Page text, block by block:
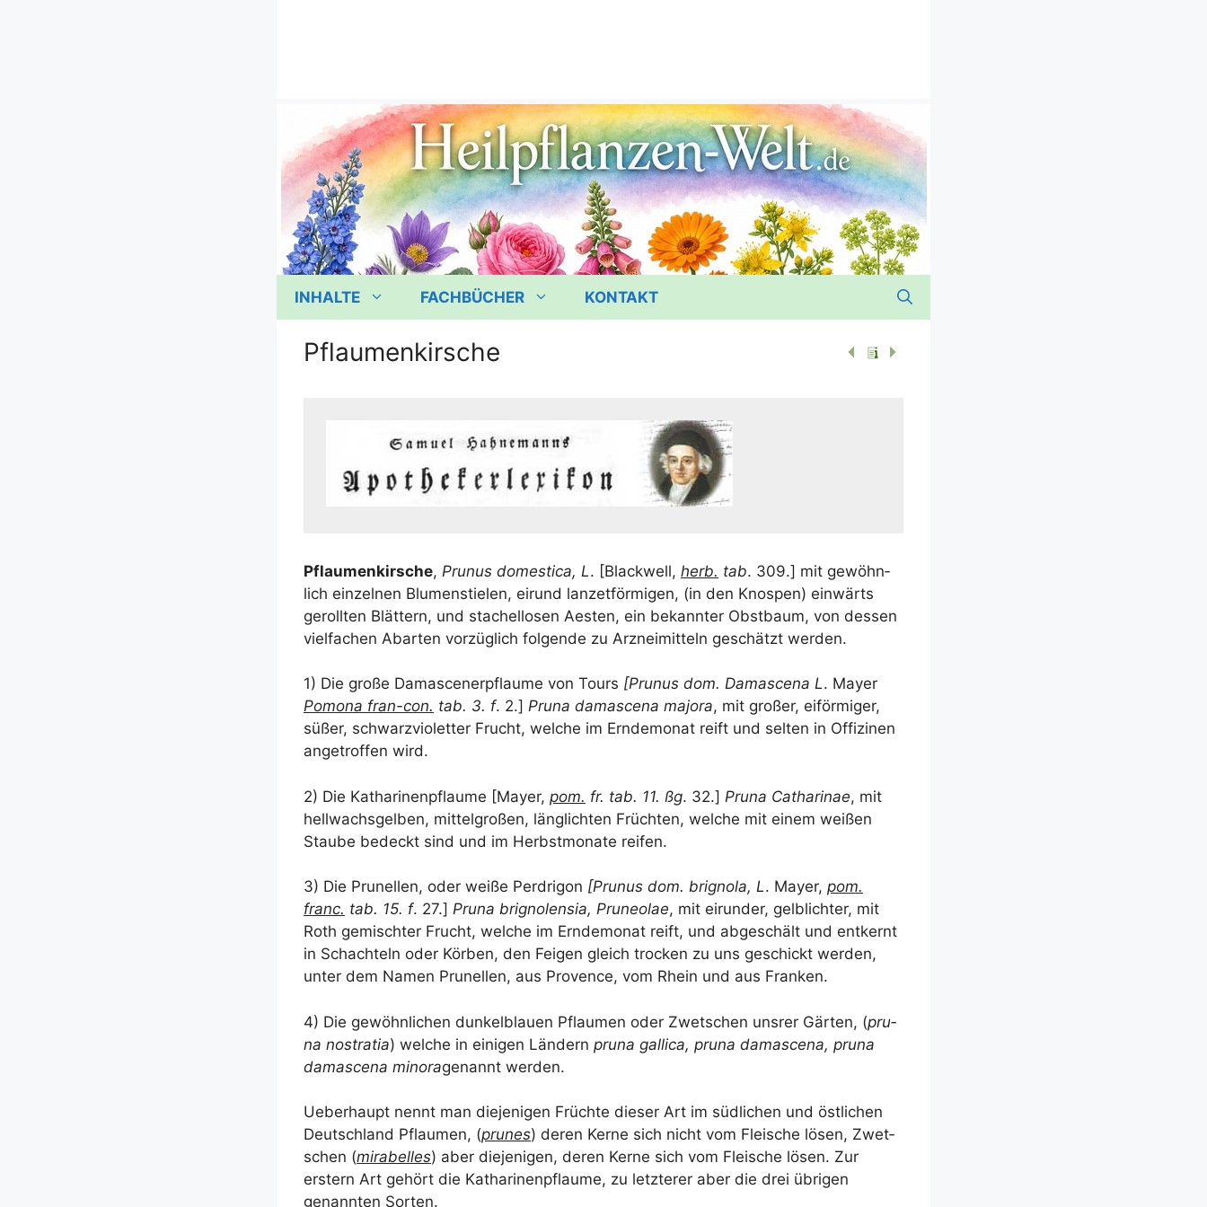
INHALTE FACHBÜCHER KONTAKT
Pflaumenkirsche
Pflau­men­kir­sche, Pru­nus dome­sti­ca, L. [Black­well, herb. tab. 309.] mit gewöhn­
lich ein­zel­nen Blu­men­stie­len, eirund lan­zet­för­mi­gen, (in den Knos­pen) ein­wärts
geroll­ten Blät­tern, und sta­chel­lo­sen Aes­ten, ein bekann­ter Obst­baum, von des­sen
viel­fa­chen Abar­ten vor­züg­lich fol­gen­de zu Arz­nei­mit­teln geschätzt werden.
1) Die gro­ße Dama­s­cen­er­pflau­me von Tours [Pru­nus dom. Dama­s­ce­na L. May­er
Pomo­na fran-con. tab. 3. f. 2.] Pru­na dama­s­ce­na majo­ra, mit gro­ßer, eiför­mi­ger,
süßer, schwarz­vio­let­ter Frucht, wel­che im Ern­de­mo­nat reift und sel­ten in Offi­zi­nen
ange­trof­fen wird.
2) Die Katha­ri­nen­pflau­me [May­er, pom. fr. tab. 11. ßg. 32.] Pru­na Catha­ri­nae, mit
hell­wachs­gel­ben, mit­tel­gro­ßen, läng­lich­ten Früch­ten, wel­che mit einem wei­ßen
Stau­be bedeckt sind und im Herbst­mo­na­te reifen.
3) Die Pru­nel­len, oder wei­ße Per­d­ri­gon [Pru­nus dom. bri­gno­la, L. May­er, pom.
franc. tab. 15. f. 27.] Pru­na bri­gno­len­sia, Pru­neo­lae, mit eirun­der, gelb­lich­ter, mit
Roth gemisch­ter Frucht, wel­che im Ern­de­mo­nat reift, und abge­schält und ent­kernt
in Schach­teln oder Kör­ben, den Fei­gen gleich tro­cken zu uns geschickt wer­den,
unter dem Namen Pru­nel­len, aus Pro­vence, vom Rhein und aus Franken.
4) Die gewöhn­li­chen dun­kel­blau­en Pflau­men oder Zwet­schen uns­rer Gär­ten, (pru­
na nost­ra­tia) wel­che in eini­gen Län­dern pru­na gal­li­ca, pru­na dama­s­ce­na, pru­na
dama­s­ce­na mino­ragenannt wer­den.
Ueber­haupt nennt man die­je­ni­gen Früch­te die­ser Art im süd­li­chen und öst­li­chen
Deutsch­land Pflau­men, (pru­nes) deren Ker­ne sich nicht vom Flei­sche lösen, Zwet­
schen (mira­bel­les) aber die­je­ni­gen, deren Ker­ne sich vom Flei­sche lösen. Zur
erstern Art gehört die Katha­ri­nen­pflau­me, zu letz­te­rer aber die drei übri­gen
genann­ten Sorten.